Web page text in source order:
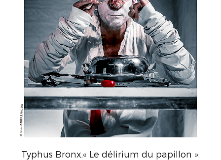
Typhus Bronx,« Le délirium du papillon ».